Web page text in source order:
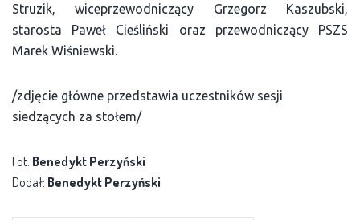
Struzik, wiceprzewodniczący Grzegorz Kaszubski,
starosta Paweł Cieśliński oraz przewodniczący PSZS
Marek Wiśniewski.
/zdjęcie główne przedstawia uczestników sesji
siedzących za stołem/
Fot: Benedykt Perzyński
Dodał: Benedykt Perzyński